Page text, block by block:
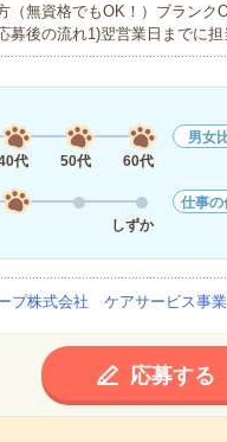
（無資格でもOK！）ブラン
募後の流れ1)翌営業日までに
代 50代 60代
男女
しずか
仕事の
プ株式会社 ケアサービス事
応募する